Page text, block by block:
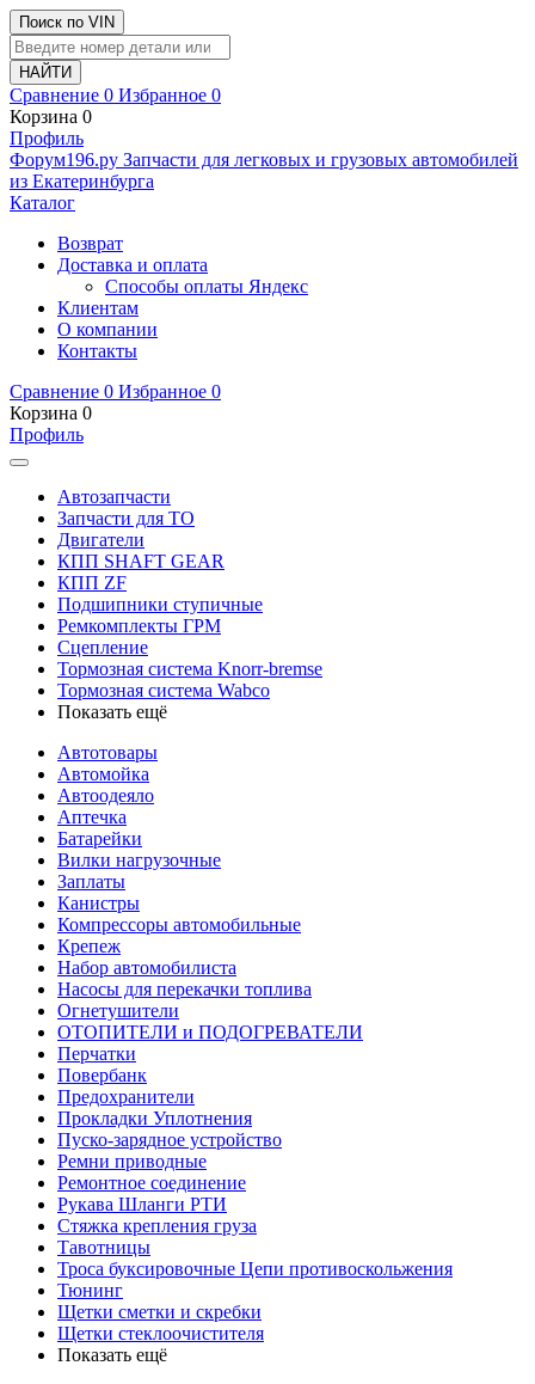
Поиск по VIN
Сравнение 0 Избранное 0
Корзина 0
Профиль
Фoрум196.ру Запчасти для легковых и грузовых автомобилей
из Екатеринбурга
Каталог
Возврат
Доставка и оплата
Способы оплаты Яндекс
Клиентам
О компании
Контакты
Сравнение 0 Избранное 0
Корзина 0
Профиль
Автозапчасти
Запчасти для ТО
Двигатели
КПП SHAFT GEAR
КПП ZF
Подшипники ступичные
Ремкомплекты ГРМ
Сцепление
Тормозная система Knorr-bremse
Тормозная система Wabco
Показать ещё
Автотовары
Автомойка
Автоодеяло
Аптечка
Батарейки
Вилки нагрузочные
Заплаты
Канистры
Компрессоры автомобильные
Крепеж
Набор автомобилиста
Насосы для перекачки топлива
Огнетушители
ОТОПИТЕЛИ и ПОДОГРЕВАТЕЛИ
Перчатки
Повербанк
Предохранители
Прокладки Уплотнения
Пуско-зарядное устройство
Ремни приводные
Ремонтное соединение
Рукава Шланги РТИ
Стяжка крепления груза
Тавотницы
Троса буксировочные Цепи противоскольжения
Тюнинг
Щетки сметки и скребки
Щетки стеклоочистителя
Показать ещё